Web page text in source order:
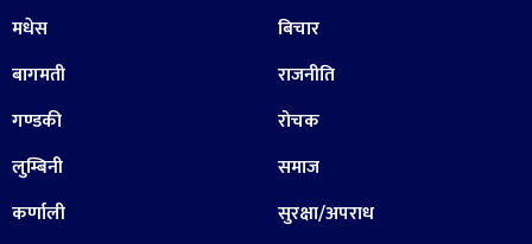
मधेस
बागमती
गण्डकी
लुम्बिनी
कर्णाली
बिचार
राजनीति
रोचक
समाज
सुरक्षा/अपराध